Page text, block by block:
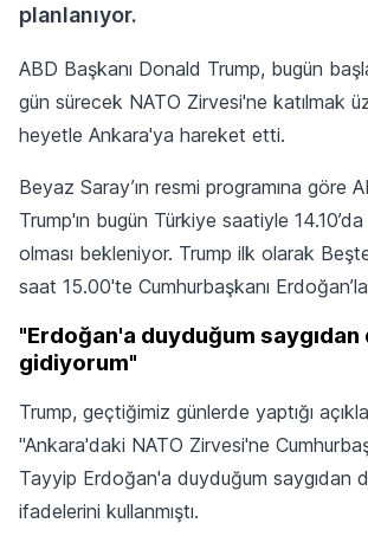
planlanıyor.
ABD Başkanı Donald Trump, bugün
gün sürecek NATO Zirvesi'ne katılmak
heyetle Ankara'ya hareket etti.
Beyaz Saray’ın resmi programına göre
Trump'ın bugün Türkiye saatiyle 14.10’da
olması bekleniyor. Trump ilk olarak
saat 15.00'te Cumhurbaşkanı
"Erdoğan'a duyduğum saygıdan
gidiyorum"
Trump, geçtiğimiz günlerde yaptığı
"Ankara'daki NATO Zirvesi'ne
Tayyip Erdoğan'a duyduğum saygıdan
ifadelerini kullanmıştı.